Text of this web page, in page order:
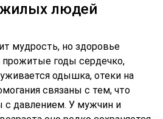
людей
мудрость, но здоровье
прожитые годы сердечко,
одышка, отеки на
связаны с тем, что
с давлением. У мужчин и